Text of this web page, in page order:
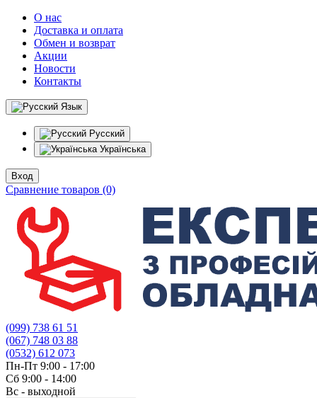
О нас
Доставка и оплата
Обмен и возврат
Акции
Новости
Контакты
Язык
Русский
Українська
Вход
Сравнение товаров (0)
(099) 738 61 51
(067) 748 03 88
(0532) 612 073
Пн-Пт 9:00 - 17:00
Сб 9:00 - 14:00
Вс - выходной